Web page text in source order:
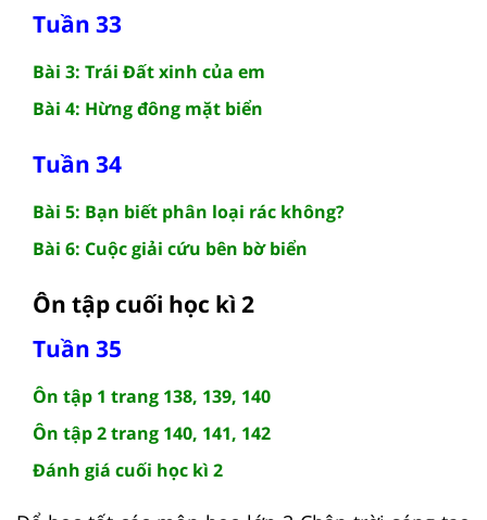
Tuần 33
Bài 3: Trái Đất xinh của em
Bài 4: Hừng đông mặt biển
Tuần 34
Bài 5: Bạn biết phân loại rác không?
Bài 6: Cuộc giải cứu bên bờ biển
Ôn tập cuối học kì 2
Tuần 35
Ôn tập 1 trang 138, 139, 140
Ôn tập 2 trang 140, 141, 142
Đánh giá cuối học kì 2